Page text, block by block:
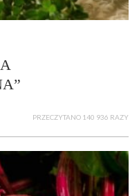
PRZECZYTANO 140 936 RAZY